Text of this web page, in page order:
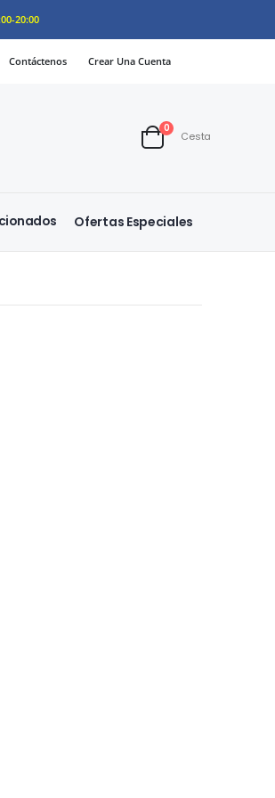
20:00
Contáctenos Crear Una Cuenta
Cart
0artículos
Cesta
Ofertas Especiales